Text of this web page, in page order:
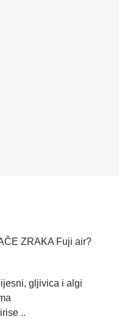
ZRAKA Fuji air?
gljivica i algi
..